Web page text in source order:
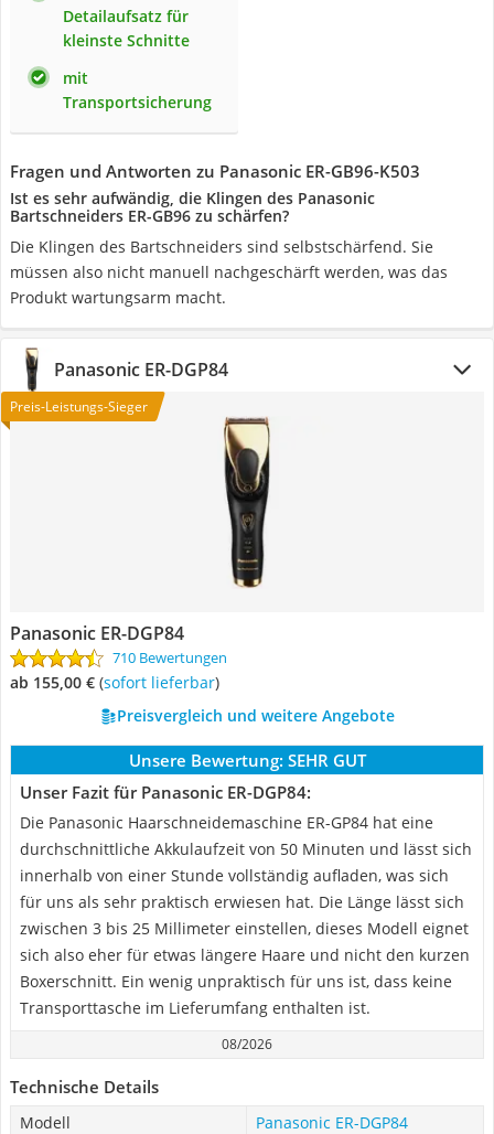
Detailaufsatz für
kleinste Schnitte
mit
Transportsicherung
Fragen und Antworten zu Panasonic ER-GB96-K503
Ist es sehr aufwändig, die Klingen des Panasonic
Bartschneiders ER-GB96 zu schärfen?
Die Klingen des Bartschneiders sind selbstschärfend. Sie
müssen also nicht manuell nachgeschärft werden, was das
Produkt wartungsarm macht.
Panasonic ER-DGP84
Preis-Leistungs-Sieger
Panasonic ER-DGP84
710 Bewertungen
ab 155,00 € ( Sofort lieferbar)
Preisvergleich und weitere Angebote
Unsere Bewertung: SEHR GUT
Unser Fazit für Panasonic ER-DGP84:
Die Panasonic Haarschneidemaschine ER-GP84 hat eine
durchschnittliche Akkulaufzeit von 50 Minuten und lässt sich
innerhalb von einer Stunde vollständig aufladen, was sich
für uns als sehr praktisch erwiesen hat. Die Länge lässt sich
zwischen 3 bis 25 Millimeter einstellen, dieses Modell eignet
sich also eher für etwas längere Haare und nicht den kurzen
Boxerschnitt. Ein wenig unpraktisch für uns ist, dass keine
Transporttasche im Lieferumfang enthalten ist.
08/2026
Technische Details
Modell
Panasonic ER-DGP84